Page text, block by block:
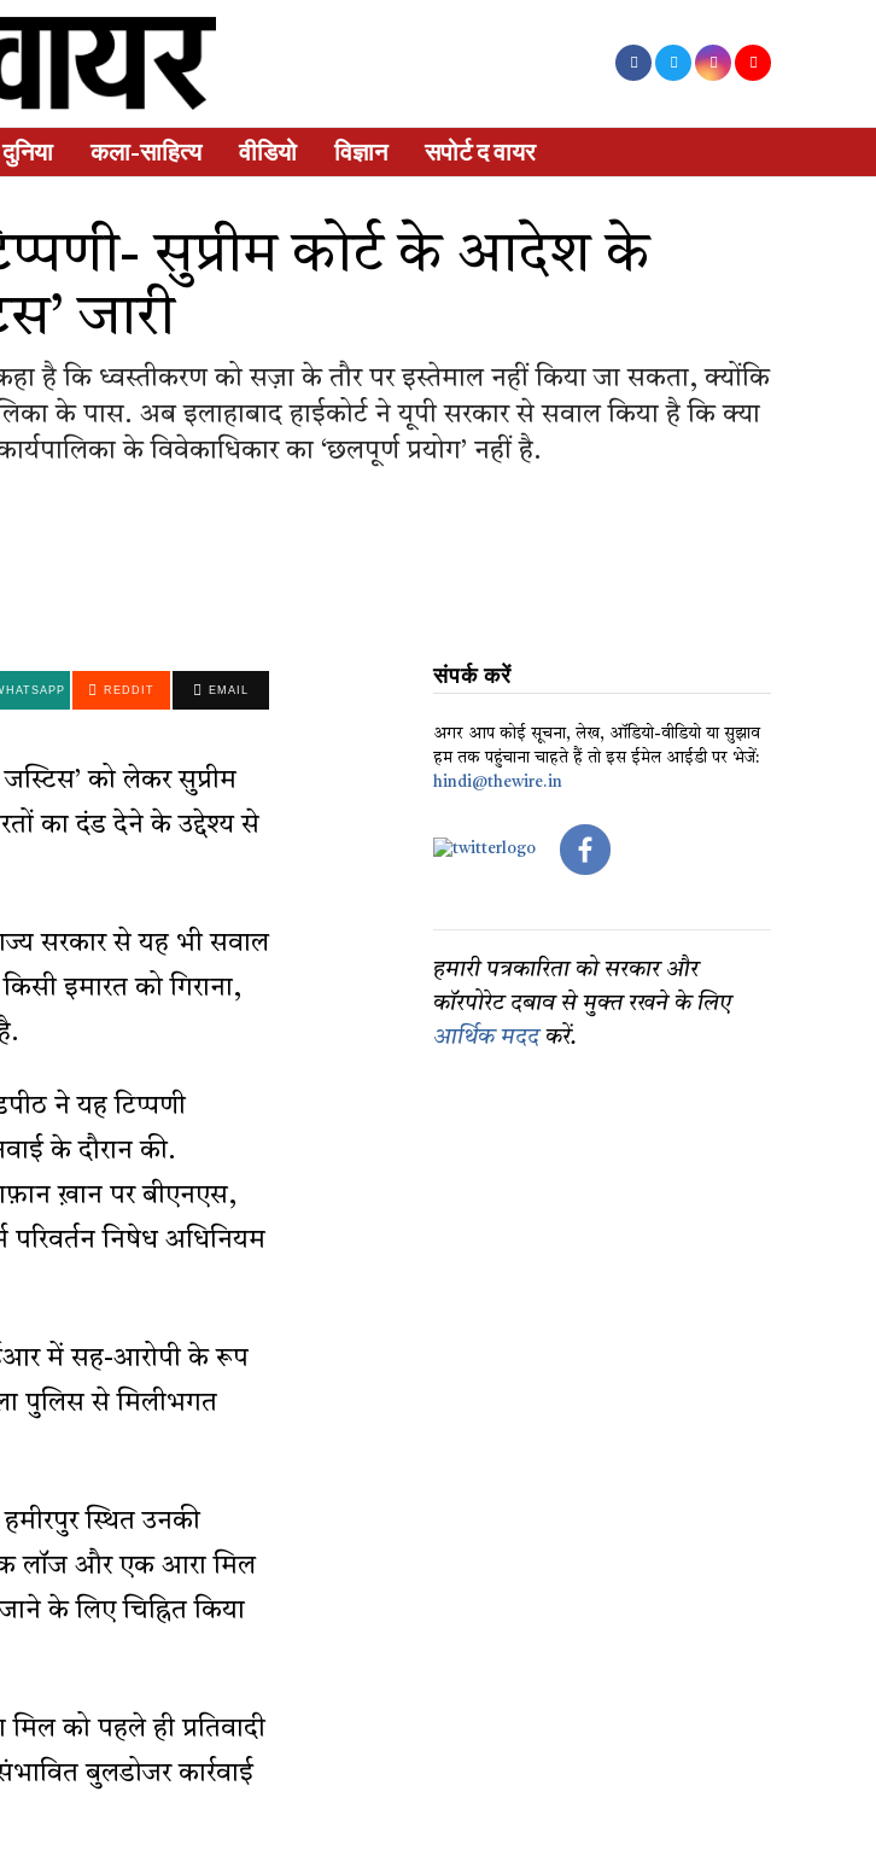
दुनिया कला-साहित्य वीडियो विज्ञान सपोर्ट द वायर
सुप्रीम कोर्ट के आदेश के
जारी
है कि ध्वस्तीकरण को सज़ा के तौर पर इस्तेमाल नहीं किया जा सकता, क्योंकि
के पास. अब इलाहाबाद हाईकोर्ट ने यूपी सरकार से सवाल किया है कि क्या
के विवेकाधिकार का ‘छलपूर्ण प्रयोग’ नहीं है.
REDDIT EMAIL
को लेकर सुप्रीम
का दंड देने के उद्देश्य से
सरकार से यह भी सवाल
इमारत को गिराना,
ने यह टिप्पणी
के दौरान की.
ख़ान पर बीएनएस,
परिवर्तन निषेध अधिनियम
में सह-आरोपी के रूप
पुलिस से मिलीभगत
स्थित उनकी
लॉज और एक आरा मिल
के लिए चिह्नित किया
को पहले ही प्रतिवादी
बुलडोजर कार्रवाई
संपर्क करें
अगर आप कोई सूचना, लेख, ऑडियो-वीडियो या सुझाव
हम तक पहुंचाना चाहते हैं तो इस ईमेल आईडी पर भेजें:
hindi@thewire.in
हमारी पत्रकारिता को सरकार और
कॉरपोरेट दबाव से मुक्त रखने के लिए
आर्थिक मददकरें.